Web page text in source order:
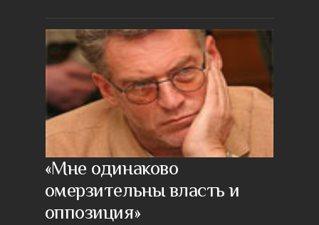
«Мне одинаково
омерзительны власть и
оппозиция»